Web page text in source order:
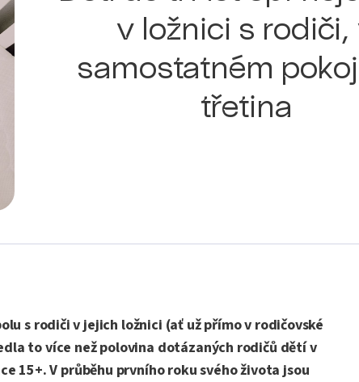
v ložnici s rodiči,
samostatném
třetina
s rodiči v jejich ložnici (ať už přímo v rodičovské
to více než polovina dotázaných rodičů dětí v
15+. V průběhu prvního roku svého života jsou